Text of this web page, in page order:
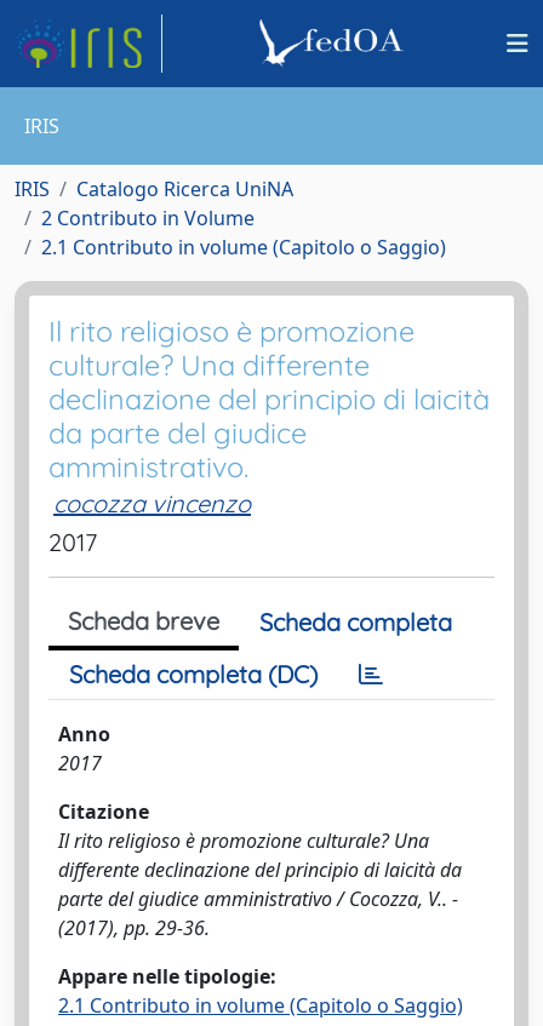
IRIS
IRIS
Catalogo Ricerca UniNA
2 Contributo in Volume
2.1 Contributo in volume (Capitolo o Saggio)
Il rito religioso è promozione
culturale? Una differente
declinazione del principio di laicità
da parte del giudice
amministrativo.
cocozza vincenzo
2017
Scheda breve
Scheda completa
Scheda completa (DC)
Anno
2017
Citazione
Il rito religioso è promozione culturale? Una
differente declinazione del principio di laicità da
parte del giudice amministrativo / Cocozza, V.. -
(2017), pp. 29-36.
Appare nelle tipologie:
2.1 Contributo in volume (Capitolo o Saggio)